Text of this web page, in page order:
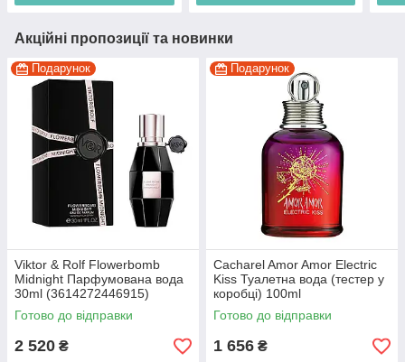
Акційні пропозиції та новинки
Подарунок
Viktor & Rolf Flowerbomb
Midnight Парфумована вода
30ml (3614272446915)
Готово до відправки
2 520 ₴
Подарунок
Cacharel Amor Amor Electric
Kiss Туалетна вода (тестер у
коробці) 100ml
(3614272370241)
Готово до відправки
1 656 ₴